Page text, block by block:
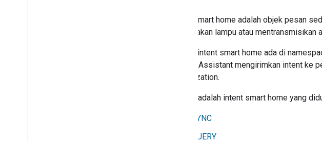
Intent smart home adalah objek pesan
menyalakan lampu atau mentransmisikan
Semua intent smart home ada di
Google Assistant mengirimkan intent ke
Authorization.
Berikut adalah intent smart home yang
SYNC
QUERY